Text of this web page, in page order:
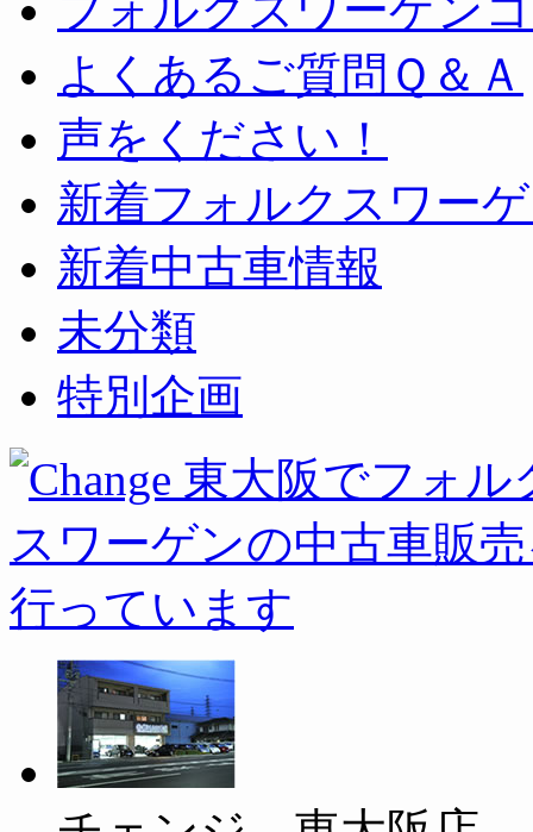
よくあるご質問Ｑ＆Ａ
声をください！
新着フォルクスワー
新着中古車情報
未分類
特別企画